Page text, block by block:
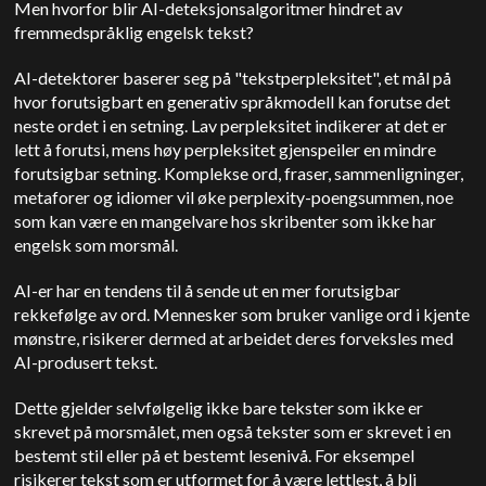
Men hvorfor blir AI-deteksjonsalgoritmer hindret av
fremmedspråklig engelsk tekst?
AI-detektorer baserer seg på "tekstperpleksitet", et mål på
hvor forutsigbart en generativ språkmodell kan forutse det
neste ordet i en setning. Lav perpleksitet indikerer at det er
lett å forutsi, mens høy perpleksitet gjenspeiler en mindre
forutsigbar setning. Komplekse ord, fraser, sammenligninger,
metaforer og idiomer vil øke perplexity-poengsummen, noe
som kan være en mangelvare hos skribenter som ikke har
engelsk som morsmål.
AI-er har en tendens til å sende ut en mer forutsigbar
rekkefølge av ord. Mennesker som bruker vanlige ord i kjente
mønstre, risikerer dermed at arbeidet deres forveksles med
AI-produsert tekst.
Dette gjelder selvfølgelig ikke bare tekster som ikke er
skrevet på morsmålet, men også tekster som er skrevet i en
bestemt stil eller på et bestemt lesenivå. For eksempel
risikerer tekst som er utformet for å være lettlest, å bli